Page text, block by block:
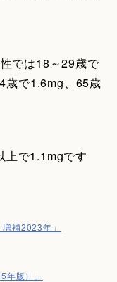
では18～29歳で
歳で1.6mg、65歳
上で1.1mgです
補2023年」
版）」